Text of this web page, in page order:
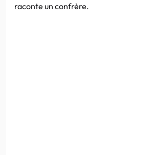
raconte un confrère.